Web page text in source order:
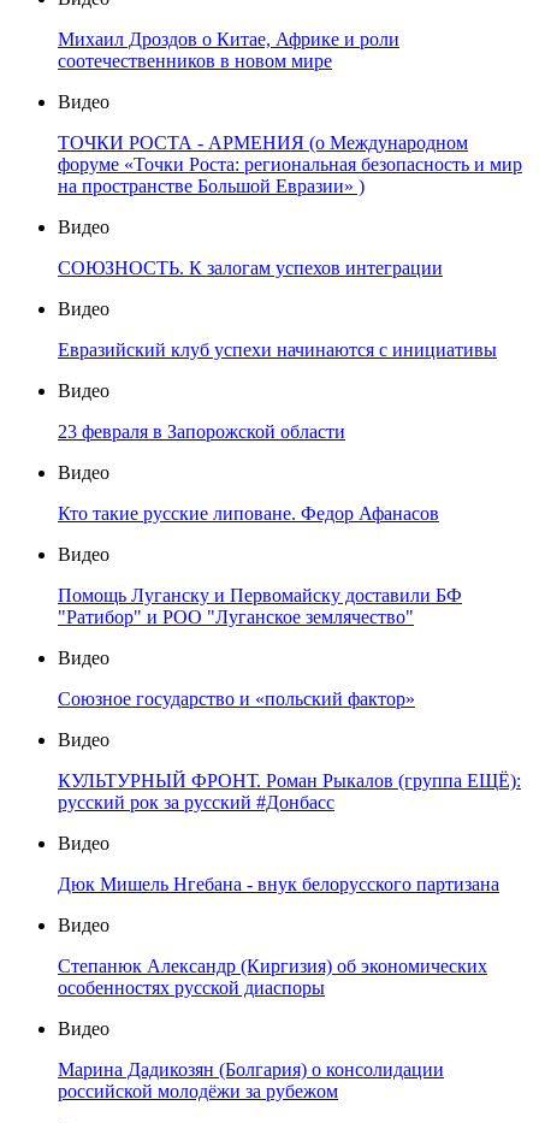
Михаил Дроздов о Китае, Африке и роли
соотечественников в новом мире
Видео
ТОЧКИ РОСТА - АРМЕНИЯ (о Международном
форуме «Точки Роста: региональная безопасность и мир
на пространстве Большой Евразии» )
Видео
СОЮЗНОСТЬ. К залогам успехов интеграции
Видео
Евразийский клуб успехи начинаются с инициативы
Видео
23 февраля в Запорожской области
Видео
Кто такие русские липоване. Федор Афанасов
Видео
Помощь Луганску и Первомайску доставили БФ
"Ратибор" и РОО "Луганское землячество"
Видео
Союзное государство и «польский фактор»
Видео
КУЛЬТУРНЫЙ ФРОНТ. Роман Рыкалов (группа ЕЩЁ):
русский рок за русский #Донбасс
Видео
Дюк Мишель Нгебана - внук белорусского партизана
Видео
Степанюк Александр (Киргизия) об экономических
особенностях русской диаспоры
Видео
Марина Дадикозян (Болгария) о консолидации
российской молодёжи за рубежом